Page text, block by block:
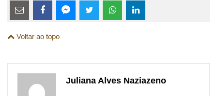
Estes
links
são
esta
Email
esta
FacebookMessenger
TwitterWhatsApp
LinkedIn
Voltar ao topo
Juliana Alves Naziazeno